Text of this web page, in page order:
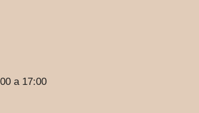
a 17:00